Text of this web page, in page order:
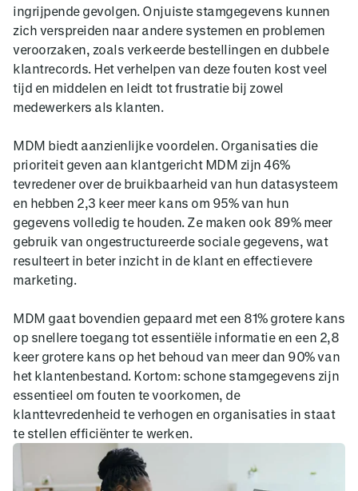
ingrijpende gevolgen. Onjuiste stamgegevens kunnen
zich verspreiden naar andere systemen en problemen
veroorzaken, zoals verkeerde bestellingen en dubbele
klantrecords. Het verhelpen van deze fouten kost veel
tijd en middelen en leidt tot frustratie bij zowel
medewerkers als klanten.
MDM biedt aanzienlijke voordelen. Organisaties die
prioriteit geven aan klantgericht MDM zijn 46%
tevredener over de bruikbaarheid van hun datasysteem
en hebben 2,3 keer meer kans om 95% van hun
gegevens volledig te houden. Ze maken ook 89% meer
gebruik van ongestructureerde sociale gegevens, wat
resulteert in beter inzicht in de klant en effectievere
marketing.
MDM gaat bovendien gepaard met een 81% grotere kans
op snellere toegang tot essentiële informatie en een 2,8
keer grotere kans op het behoud van meer dan 90% van
het klantenbestand. Kortom: schone stamgegevens zijn
essentieel om fouten te voorkomen, de
klanttevredenheid te verhogen en organisaties in staat
te stellen efficiënter te werken.